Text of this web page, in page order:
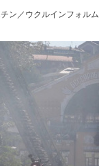
ン／ウクルインフォルム